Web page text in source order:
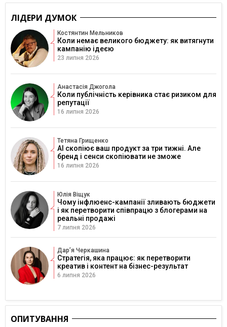
ЛІДЕРИ ДУМОК
Костянтин Мельников
Коли немає великого бюджету: як витягнути
кампанію ідеєю
23 липня 2026
Анастасія Джогола
Коли публічність керівника стає ризиком для
репутації
16 липня 2026
Тетяна Грищенко
AI скопіює ваш продукт за три тижні. Але
бренд і сенси скопіювати не зможе
16 липня 2026
Юлія Віщук
Чому інфлюенс-кампанії зливають бюджети
і як перетворити співпрацю з блогерами на
реальні продажі
7 липня 2026
Дарʼя Черкашина
Стратегія, яка працює: як перетворити
креатив і контент на бізнес-результат
6 липня 2026
ОПИТУВАННЯ